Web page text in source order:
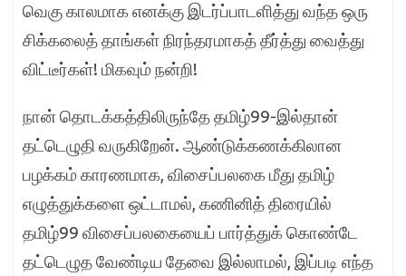
வெகு காலமாக எனக்கு இடர்ப்பாடளித்து வந்த ஒரு
சிக்கலைத் தாங்கள் நிரந்தரமாகத் தீர்த்து வைத்து
விட்டீர்கள்! மிகவும் நன்றி!
நான் தொடக்கத்திலிருந்தே தமிழ்99-இல்தான்
தட்டெழுதி வருகிறேன். ஆண்டுக்கணக்கிலான
பழக்கம் காரணமாக, விசைப்பலகை மீது தமிழ்
எழுத்துக்களை ஒட்டாமல், கணினித் திரையில்
தமிழ்99 விசைப்பலகையைப் பார்த்துக் கொண்டே
தட்டெழுத வேண்டிய தேவை இல்லாமல், இப்படி எந்த